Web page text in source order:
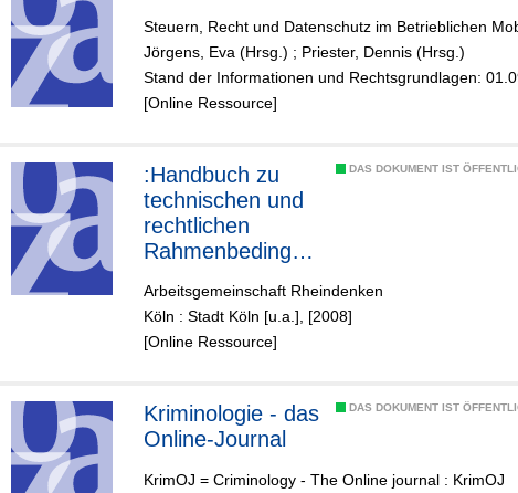
Steuern, Recht und Datenschutz im Betrieblichen
Jörgens, Eva (Hrsg.) ; Priester, Dennis (Hrsg.)
Stand der Informationen und Rechtsgrundlagen:
[Online Ressource]
DAS DOKUMENT IST
:Handbuch zu
technischen und
rechtlichen
Rahmenbedingun
in
hochwassergefäh
rdeten Gebieten -
Projektes :rhein -
"wohnen am
strom" der Stadt
Köln
Arbeitsgemeinschaft Rheindenken
Köln : Stadt Köln [u.a.], [2008]
[Online Ressource]
DAS DOKUMENT IST
Kriminologie - das
Online-Journal
KrimOJ = Criminology - The Online journal : KrimOJ